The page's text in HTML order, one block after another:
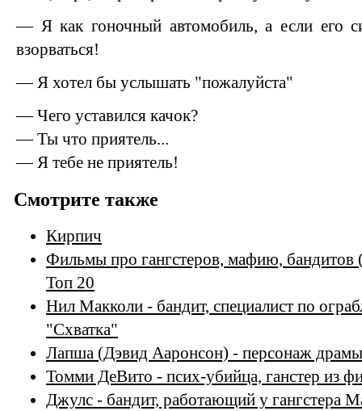
— Я как гоночный автомобиль, а если его
взорваться!
— Я хотел бы услышать "пожалуйста"
— Чего уставился качок?
— Ты что приятель...
— Я тебе не приятель!
Смотрите также
Кирпич
Фильмы про гангстеров, мафию,
Топ 20
Нил Макколи - бандит, специалист по
"Схватка"
Лапша (Дэвид Ааронсон) - персонаж
Томми ДеВито - псих-убийца, ганстер из
Джулс - бандит, работающий у гангстера